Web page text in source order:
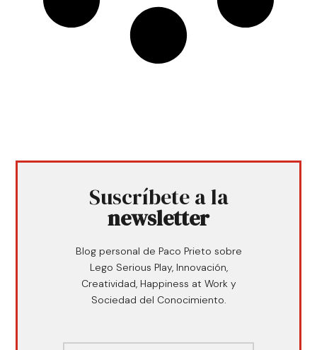
Suscríbete a la
newsletter
Blog personal de Paco Prieto sobre
Lego Serious Play, Innovación,
Creatividad, Happiness at Work y
Sociedad del Conocimiento.